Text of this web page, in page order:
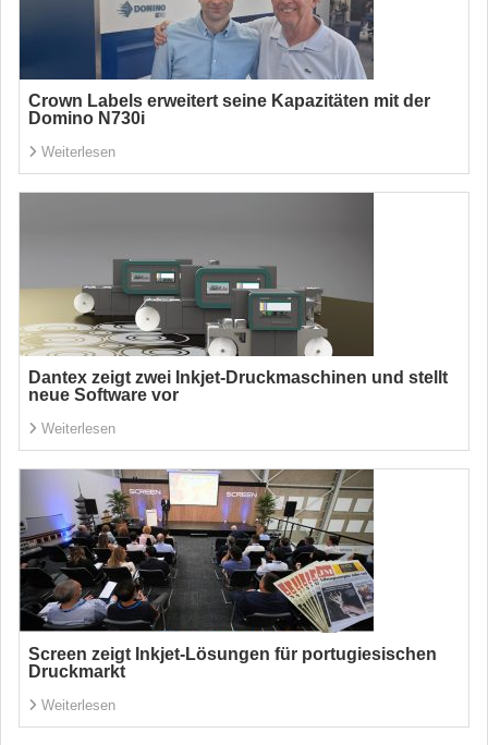
Crown Labels erweitert seine Kapazitäten mit der
Domino N730i
Weiterlesen
Dantex zeigt zwei Inkjet-Druckmaschinen und stellt
neue Software vor
Weiterlesen
Screen zeigt Inkjet-Lösungen für portugiesischen
Druckmarkt
Weiterlesen